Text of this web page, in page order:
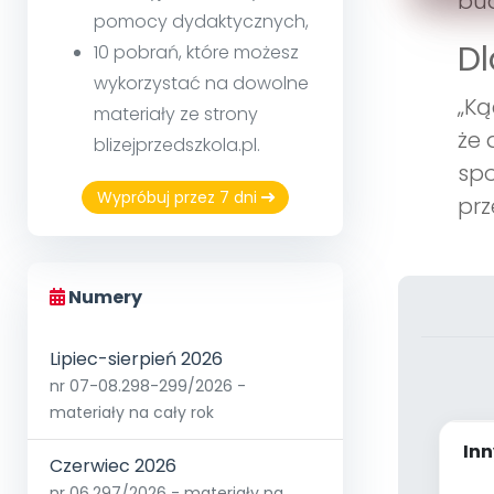
pomocy dydaktycznych,
10 pobrań, które możesz
wykorzystać na dowolne
materiały ze strony
blizejprzedszkola.pl.
Wypróbuj przez 7 dni
Numery
Lipiec-sierpień 2026
nr 07-08.298-299/2026 -
materiały na cały rok
Czerwiec 2026
że